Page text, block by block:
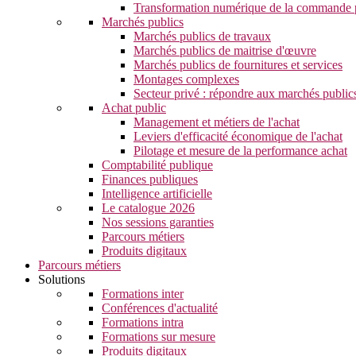
Transformation numérique de la commande
Marchés publics
Marchés publics de travaux
Marchés publics de maitrise d'œuvre
Marchés publics de fournitures et services
Montages complexes
Secteur privé : répondre aux marchés
Achat public
Management et métiers de l'achat
Leviers d'efficacité économique de l'achat
Pilotage et mesure de la performance achat
Comptabilité publique
Finances publiques
Intelligence artificielle
Le catalogue 2026
Nos sessions garanties
Parcours métiers
Produits digitaux
Parcours métiers
Solutions
Formations inter
Conférences d'actualité
Formations intra
Formations sur mesure
Produits digitaux